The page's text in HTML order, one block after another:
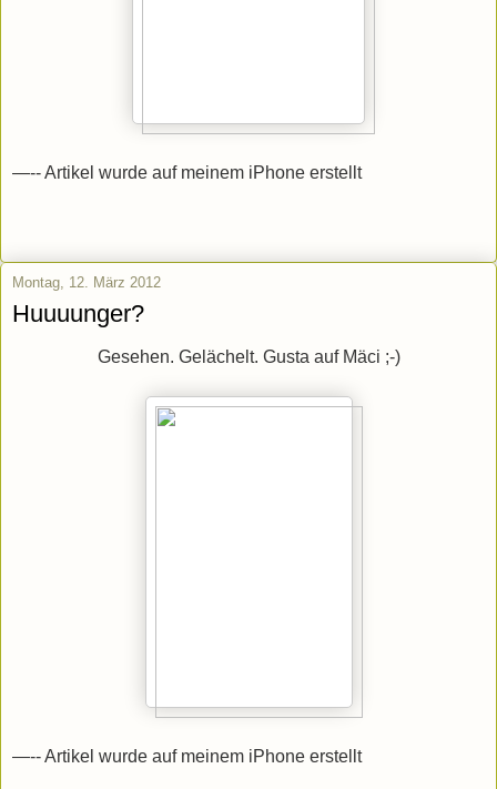
—-- Artikel wurde auf meinem iPhone erstellt
Montag, 12. März 2012
Huuuunger?
Gesehen. Gelächelt. Gusta auf Mäci ;-)
—-- Artikel wurde auf meinem iPhone erstellt